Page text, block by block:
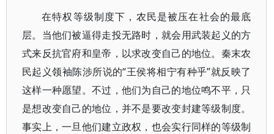
在特权等级制度下，农民是被压在社会的最底
层。当他们被逼得走投无路时，就会用武装起义的方
式来反抗官府和皇帝，以求改变自己的地位。秦末农
民起义领袖陈涉所说的“王侯将相宁有种乎”就反映了
这样一种愿望。不过，他们为自己的地位鸣不平，只
是想改变自己的地位，并不是要改变封建等级制度。
事实上，一旦他们建立政权，也会实行同样的等级制